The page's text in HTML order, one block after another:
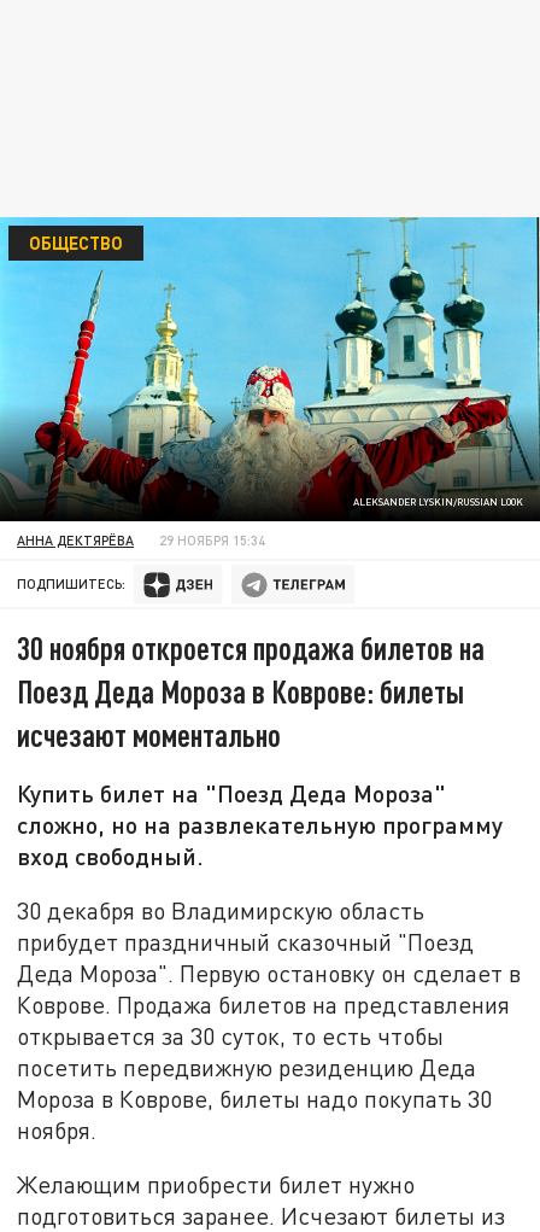
ALEKSANDER LYSKIN/RUSSIAN LOOK
ОБЩЕСТВО
АННА ДЕКТЯРЁВА 29 НОЯБРЯ 15:34
ПОДПИШИТЕСЬ:
30 ноября откроется продажа билетов на
Поезд Деда Мороза в Коврове: билеты
исчезают моментально
Купить билет на "Поезд Деда Мороза"
сложно, но на развлекательную программу
вход свободный.
30 декабря во Владимирскую область
прибудет праздничный сказочный "Поезд
Деда Мороза". Первую остановку он сделает в
Коврове. Продажа билетов на представления
открывается за 30 суток, то есть чтобы
посетить передвижную резиденцию Деда
Мороза в Коврове, билеты надо покупать 30
ноября.
Желающим приобрести билет нужно
подготовиться заранее. Исчезают билеты из